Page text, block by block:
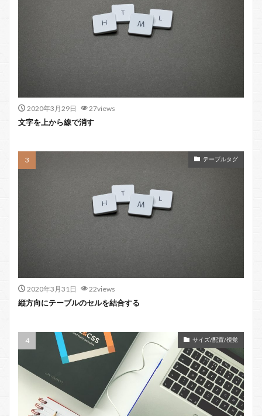
2020年3月29日 27views
文字を上から線で消す
テーブルタグ
2020年3月31日 22views
縦方向にテーブルのセルを結合する
サイズ/配置/視覚